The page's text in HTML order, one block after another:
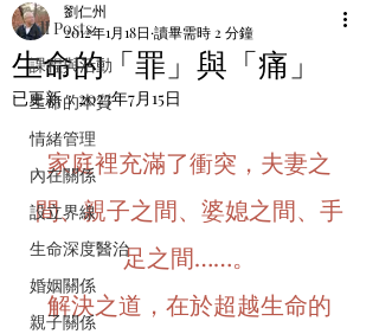
All Posts
課程與活動
生命的本質
情緒管理
內在關係
設立界線
生命深度醫治
婚姻關係
親子關係
生命的「罪」與「痛」
劉仁州
2012年1月18日 讀畢需時 2 分鐘
已更新：2023年7月15日
家庭裡充滿了衝突，夫妻之
間、親子之間、婆媳之間、手
足之間……。
解決之道，在於超越生命的